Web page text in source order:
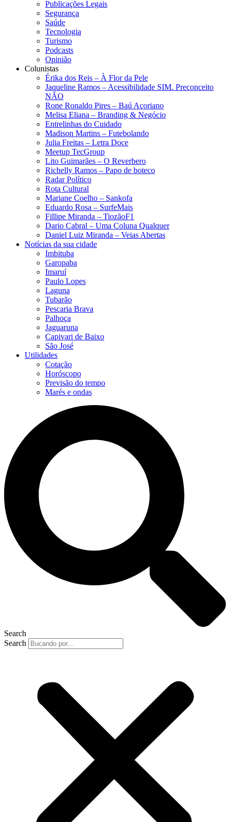
Publicações Legais
Segurança
Saúde
Tecnologia
Turismo
Podcasts
Opinião
Colunistas
Érika dos Reis​ – À Flor da Pele
Jaqueline Ramos – Acessibilidade SIM. Preconceito
NÃO
Rone Ronaldo Pires – Baú Açoriano
Melisa Eliana – Branding & Negócio
Entrelinhas do Cuidado
Madison Martins – Futebolando
Julia Freitas​ – Letra Doce
Meetup TecGroup
Lito Guimarães – O Reverbero
Richelly Ramos​ – Papo de boteco
Radar Político
Rota Cultural
Mariane Coelho – Sankofa
Eduardo Rosa​ – SurfeMais
Fillipe Miranda – TiozãoF1
Dario Cabral – Uma Coluna Qualquer
Daniel Luiz Miranda – Veias Abertas
Notícias da sua cidade
Imbituba
Garopaba
Imaruí
Paulo Lopes
Laguna
Tubarão
Pescaria Brava
Palhoça
Jaguaruna
Capivari de Baixo
São José
Utilidades
Cotação
Horóscopo
Previsão do tempo
Marés e ondas
Search
Search